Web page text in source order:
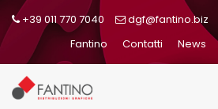
+39 011 770 7040
dgf@fantino.biz
Fantino
Contatti News